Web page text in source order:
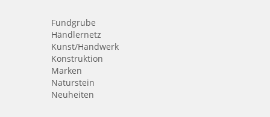
Fundgrube
Händlernetz
Kunst/Handwerk
Konstruktion
Marken
Naturstein
Neuheiten